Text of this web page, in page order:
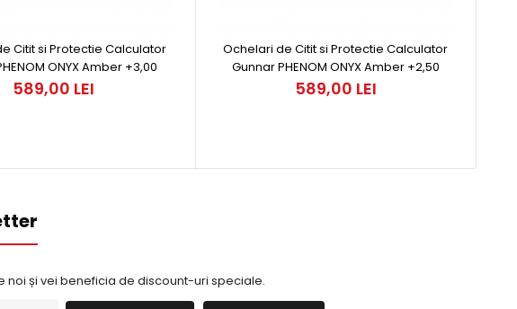
Citit si Protectie Calculator
ONYX Amber +3,00
589,00 LEI
Ochelari de Citit si Protectie Calculator
Gunnar PHENOM ONYX Amber +2,50
589,00 LEI
noi și vei beneficia de discount-uri speciale.